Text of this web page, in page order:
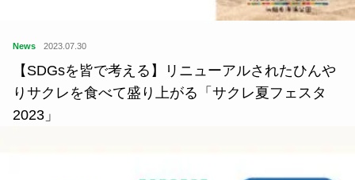
News 2023.07.30
【SDGsを皆で考える】リニューアルされたひんや
りサクレを食べて盛り上がる「サクレ夏フェスタ
2023」